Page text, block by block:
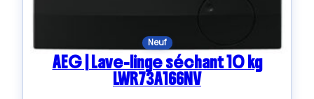
Neuf
AEG | Lave-linge séchant 10 kg
LWR73A166NV